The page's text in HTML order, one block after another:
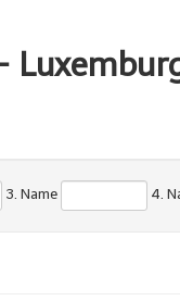
3. Name 4.